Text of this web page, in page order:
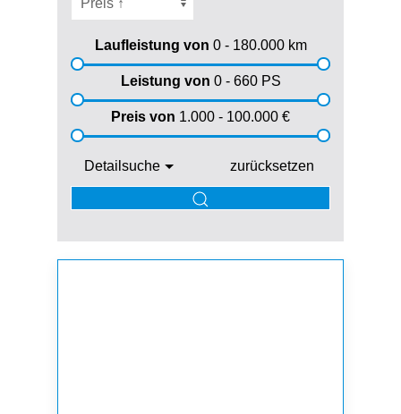
Laufleistung von 0 - 180.000km
Leistung von 0 - 660PS
Preis von 1.000 - 100.000 €
Detailsuche zurücksetzen